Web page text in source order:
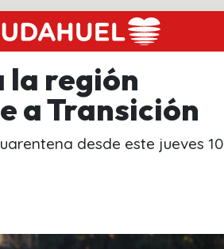
la región
a Transición
desde este jueves 10